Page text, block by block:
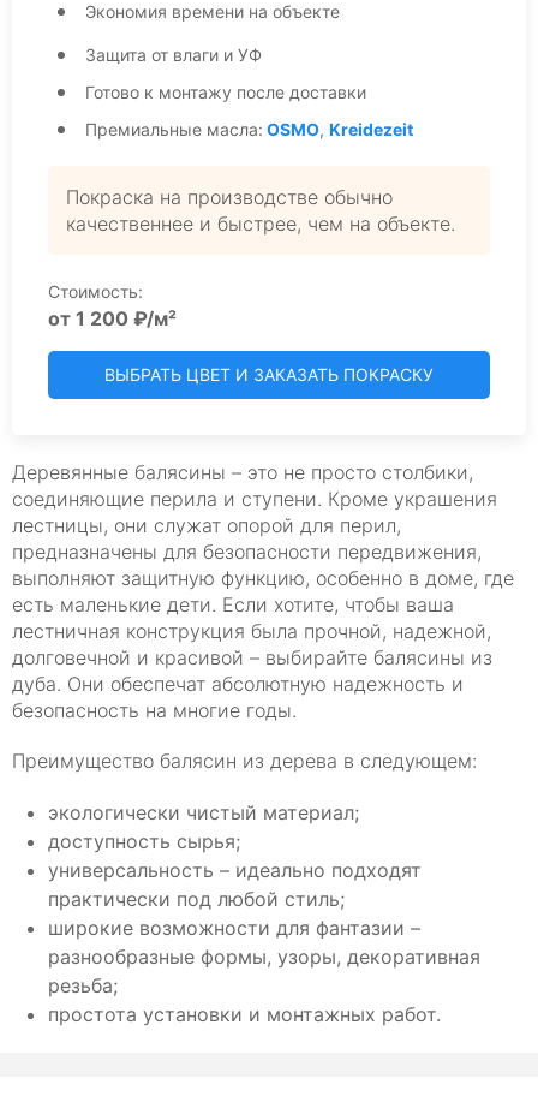
Экономия времени на объекте
Защита от влаги и УФ
Готово к монтажу после доставки
Премиальные масла: OSMO, Kreidezeit
Покраска на производстве обычно
качественнее и быстрее, чем на объекте.
Стоимость:
от 1 200 ₽/м²
ВЫБРАТЬ ЦВЕТ И ЗАКАЗАТЬ ПОКРАСКУ
Деревянные балясины – это не просто столбики,
соединяющие перила и ступени. Кроме украшения
лестницы, они служат опорой для перил,
предназначены для безопасности передвижения,
выполняют защитную функцию, особенно в доме, где
есть маленькие дети. Если хотите, чтобы ваша
лестничная конструкция была прочной, надежной,
долговечной и красивой – выбирайте балясины из
дуба. Они обеспечат абсолютную надежность и
безопасность на многие годы.
Преимущество балясин из дерева в следующем:
экологически чистый материал;
доступность сырья;
универсальность – идеально подходят
практически под любой стиль;
широкие возможности для фантазии –
разнообразные формы, узоры, декоративная
резьба;
простота установки и монтажных работ.